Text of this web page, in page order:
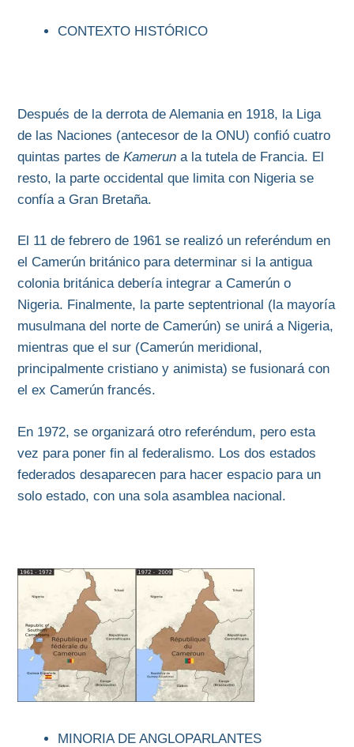
CONTEXTO HISTÓRICO
Después de la derrota de Alemania en 1918, la Liga
de las Naciones (antecesor de la ONU) confió cuatro
quintas partes deKameruna la tutela de Francia. El
resto, la parte occidental que limita con Nigeria se
confía a Gran Bretaña.
El 11 de febrero de 1961 se realizó un referéndum en
el Camerún británico para determinar si la antigua
colonia británica debería integrar a Camerún o
Nigeria. Finalmente, la parte septentrional (la mayoría
musulmana del norte de Camerún) se unirá a Nigeria,
mientras que el sur (Camerún meridional,
principalmente cristiano y animista) se fusionará con
el ex Camerún francés.
En 1972, se organizará otro referéndum, pero esta
vez para poner fin al federalismo. Los dos estados
federados desaparecen para hacer espacio para un
solo estado, con una sola asamblea nacional.
MINORIA DE ANGLOPARLANTES